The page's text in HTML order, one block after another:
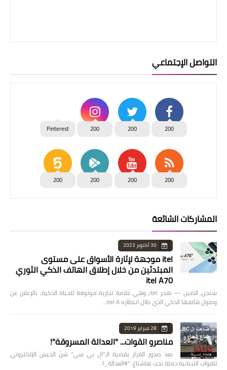
التواصل الإجتماعي
200
200
200
Pinterest
200
200
200
200
المشاركات الشائعة
30 أكتوبر 2023
itel موجهة لإثارة الأسواق على مستوى
المبتدئين من خلال إطلاق الهاتف الذكي الثوري
itel A70
شنجن، الصين — تفخر itel، وهي علامة تجارية موثوقة للحياة الذكية، بالإعلان عن
وصول هاتفها الذكي الذي طال انتظاره itel A…
28 فبراير 2019
مناصرو القوات... "العدالة المسروقة"!
بعد صدور القرار بقضية الـ"ال بي سي" شنّ الجيش الإلكتروني
للقوات اللبنانية حملة تحت هاشتاغ: "#العدالة_ا…